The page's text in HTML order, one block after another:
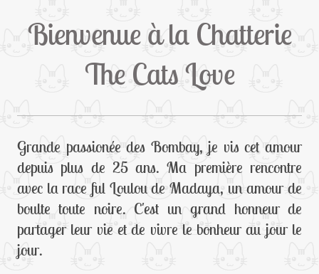
Bienvenue à la Chatterie
The Cats Love
Grande passionée des Bombay, je vis cet amour
depuis plus de 25 ans. Ma première rencontre
avec la race ful Loulou de Madaya, un amour de
boulte toute noire. C'est un grand honneur de
partager leur vie et de vivre le bonheur au jour le
jour.